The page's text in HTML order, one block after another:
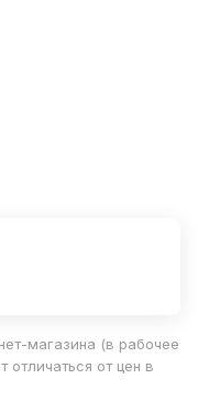
магазина (в рабочее
от цен в